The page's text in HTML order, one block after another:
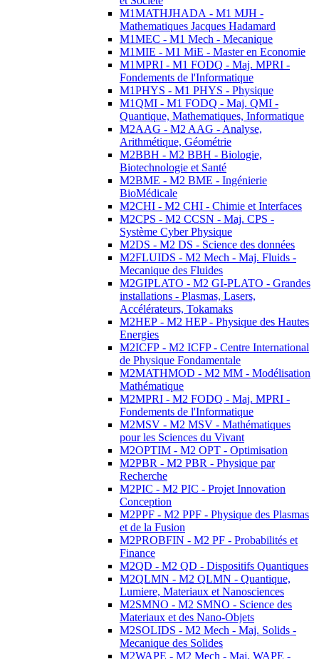
M1MATHJHADA - M1 MJH -
Mathematiques Jacques Hadamard
M1MEC - M1 Mech - Mecanique
M1MIE - M1 MiE - Master en Economie
M1MPRI - M1 FODQ - Maj. MPRI -
Fondements de l'Informatique
M1PHYS - M1 PHYS - Physique
M1QMI - M1 FODQ - Maj. QMI -
Quantique, Mathematiques, Informatique
M2AAG - M2 AAG - Analyse,
Arithmétique, Géométrie
M2BBH - M2 BBH - Biologie,
Biotechnologie et Santé
M2BME - M2 BME - Ingénierie
BioMédicale
M2CHI - M2 CHI - Chimie et Interfaces
M2CPS - M2 CCSN - Maj. CPS -
Système Cyber Physique
M2DS - M2 DS - Science des données
M2FLUIDS - M2 Mech - Maj. Fluids -
Mecanique des Fluides
M2GIPLATO - M2 GI-PLATO - Grandes
installations - Plasmas, Lasers,
Accélérateurs, Tokamaks
M2HEP - M2 HEP - Physique des Hautes
Energies
M2ICFP - M2 ICFP - Centre International
de Physique Fondamentale
M2MATHMOD - M2 MM - Modélisation
Mathématique
M2MPRI - M2 FODQ - Maj. MPRI -
Fondements de l'Informatique
M2MSV - M2 MSV - Mathématiques
pour les Sciences du Vivant
M2OPTIM - M2 OPT - Optimisation
M2PBR - M2 PBR - Physique par
Recherche
M2PIC - M2 PIC - Projet Innovation
Conception
M2PPF - M2 PPF - Physique des Plasmas
et de la Fusion
M2PROBFIN - M2 PF - Probabilités et
Finance
M2QD - M2 QD - Dispositifs Quantiques
M2QLMN - M2 QLMN - Quantique,
Lumiere, Materiaux et Nanosciences
M2SMNO - M2 SMNO - Science des
Materiaux et des Nano-Objets
M2SOLIDS - M2 Mech - Maj. Solids -
Mecanique des Solides
M2WAPE - M2 Mech - Maj. WAPE -